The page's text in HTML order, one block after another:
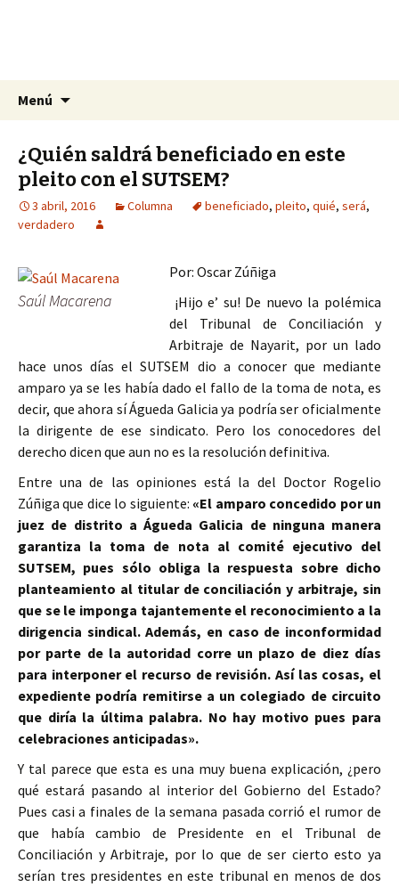
La Yunta de Tepic
La nueva opción en información
Menú
¿Quién saldrá beneficiado en este
pleito con el SUTSEM?
3 abril, 2016 Columna beneficiado, pleito, quié, será,
verdadero
Saúl Macarena
Por: Oscar Zúñiga
¡Hijo e’ su! De nuevo la polémica
del Tribunal de Conciliación y
Arbitraje de Nayarit, por un lado
hace unos días el SUTSEM dio a conocer que mediante
amparo ya se les había dado el fallo de la toma de nota, es
decir, que ahora sí Águeda Galicia ya podría ser oficialmente
la dirigente de ese sindicato. Pero los conocedores del
derecho dicen que aun no es la resolución definitiva.
Entre una de las opiniones está la del Doctor Rogelio
Zúñiga que dice lo siguiente: «El amparo concedido por un
juez de distrito a Águeda Galicia de ninguna manera
garantiza la toma de nota al comité ejecutivo del
SUTSEM, pues sólo obliga la respuesta sobre dicho
planteamiento al titular de conciliación y arbitraje, sin
que se le imponga tajantemente el reconocimiento a la
dirigencia sindical. Además, en caso de inconformidad
por parte de la autoridad corre un plazo de diez días
para interponer el recurso de revisión. Así las cosas, el
expediente podría remitirse a un colegiado de circuito
que diría la última palabra. No hay motivo pues para
celebraciones anticipadas».
Y tal parece que esta es una muy buena explicación, ¿pero
qué estará pasando al interior del Gobierno del Estado?
Pues casi a finales de la semana pasada corrió el rumor de
que había cambio de Presidente en el Tribunal de
Conciliación y Arbitraje, por lo que de ser cierto esto ya
serían tres presidentes en este tribunal en menos de dos